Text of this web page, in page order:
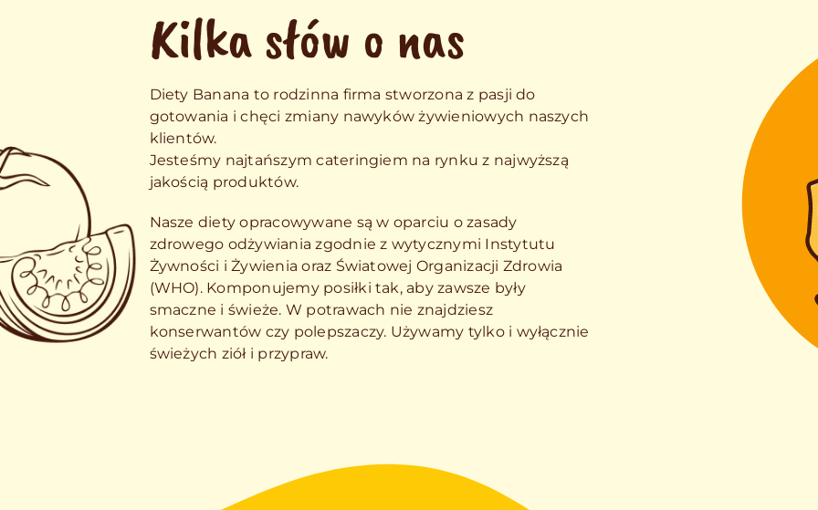
Kilka słów o nas
Diety Banana to rodzinna firma stworzona z pasji do
gotowania i chęci zmiany nawyków żywieniowych naszych
klientów.
Jesteśmy najtańszym cateringiem na rynku z najwyższą
jakością produktów.
Nasze diety opracowywane są w oparciu o zasady
zdrowego odżywiania zgodnie z wytycznymi Instytutu
Żywności i Żywienia oraz Światowej Organizacji Zdrowia
(WHO). Komponujemy posiłki tak, aby zawsze były
smaczne i świeże. W potrawach nie znajdziesz
konserwantów czy polepszaczy. Używamy tylko i wyłącznie
świeżych ziół i przypraw.